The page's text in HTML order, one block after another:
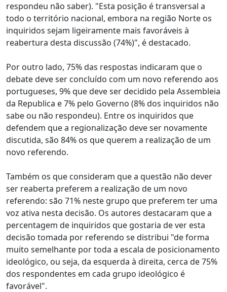
respondeu não saber). "Esta posição é transversal a
todo o território nacional, embora na região Norte os
inquiridos sejam ligeiramente mais favoráveis à
reabertura desta discussão (74%)", é destacado.
Por outro lado, 75% das respostas indicaram que o
debate deve ser concluído com um novo referendo aos
portugueses, 9% que deve ser decidido pela Assembleia
da Republica e 7% pelo Governo (8% dos inquiridos não
sabe ou não respondeu). Entre os inquiridos que
defendem que a regionalização deve ser novamente
discutida, são 84% os que querem a realização de um
novo referendo.
Também os que consideram que a questão não dever
ser reaberta preferem a realização de um novo
referendo: são 71% neste grupo que preferem ter uma
voz ativa nesta decisão. Os autores destacaram que a
percentagem de inquiridos que gostaria de ver esta
decisão tomada por referendo se distribui "de forma
muito semelhante por toda a escala de posicionamento
ideológico, ou seja, da esquerda à direita, cerca de 75%
dos respondentes em cada grupo ideológico é
favorável".